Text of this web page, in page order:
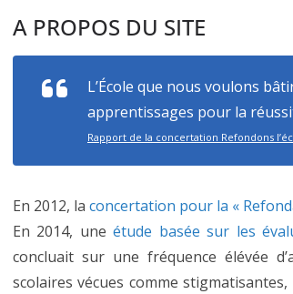
A PROPOS DU SITE
L’École que nous voulons
apprentissages pour la
Rapport de la concertation Refondons
En 2012, la concertation pour la «
En 2014, uneétude basée sur les
concluait sur une fréquence élévée
scolaires vécues comme